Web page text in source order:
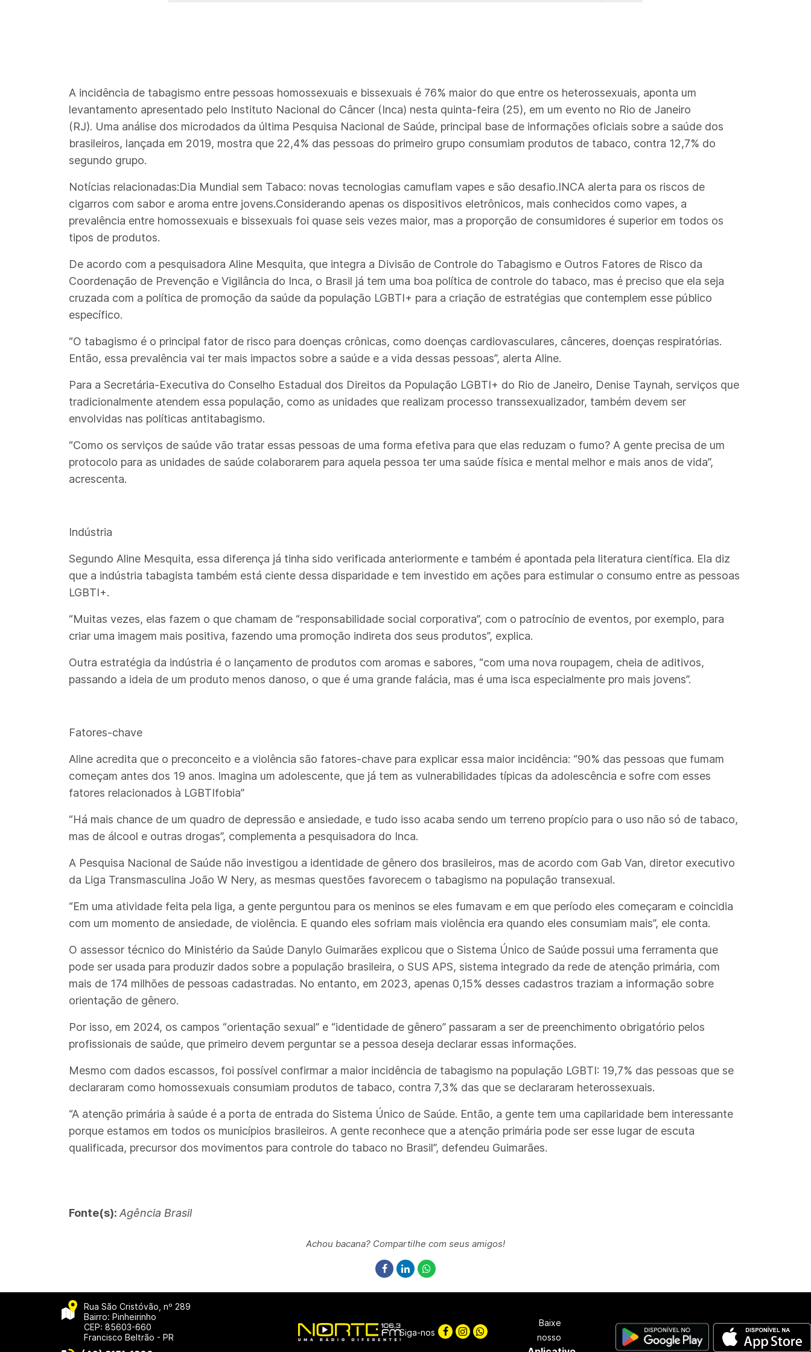
A incidência de tabagismo entre pessoas homossexuais e bissexuais é 76% maior do que entre os heterossexuais, aponta um
levantamento apresentado pelo Instituto Nacional do Câncer (Inca) nesta quinta-feira (25), em um evento no Rio de Janeiro
(RJ). Uma análise dos microdados da última Pesquisa Nacional de Saúde, principal base de informações oficiais sobre a saúde dos
brasileiros, lançada em 2019, mostra que 22,4% das pessoas do primeiro grupo consumiam produtos de tabaco, contra 12,7% do
segundo grupo.
Notícias relacionadas:Dia Mundial sem Tabaco: novas tecnologias camuflam vapes e são desafio.INCA alerta para os riscos de
cigarros com sabor e aroma entre jovens.Considerando apenas os dispositivos eletrônicos, mais conhecidos como vapes, a
prevalência entre homossexuais e bissexuais foi quase seis vezes maior, mas a proporção de consumidores é superior em todos os
tipos de produtos.
De acordo com a pesquisadora Aline Mesquita, que integra a Divisão de Controle do Tabagismo e Outros Fatores de Risco da
Coordenação de Prevenção e Vigilância do Inca, o Brasil já tem uma boa política de controle do tabaco, mas é preciso que ela seja
cruzada com a política de promoção da saúde da população LGBTI+ para a criação de estratégias que contemplem esse público
específico.
“O tabagismo é o principal fator de risco para doenças crônicas, como doenças cardiovasculares, cânceres, doenças respiratórias.
Então, essa prevalência vai ter mais impactos sobre a saúde e a vida dessas pessoas”, alerta Aline.
Para a Secretária-Executiva do Conselho Estadual dos Direitos da População LGBTI+ do Rio de Janeiro, Denise Taynah, serviços que
tradicionalmente atendem essa população, como as unidades que realizam processo transsexualizador, também devem ser
envolvidas nas políticas antitabagismo.
“Como os serviços de saúde vão tratar essas pessoas de uma forma efetiva para que elas reduzam o fumo? A gente precisa de um
protocolo para as unidades de saúde colaborarem para aquela pessoa ter uma saúde física e mental melhor e mais anos de vida”,
acrescenta.
Indústria
Segundo Aline Mesquita, essa diferença já tinha sido verificada anteriormente e também é apontada pela literatura científica. Ela diz
que a indústria tabagista também está ciente dessa disparidade e tem investido em ações para estimular o consumo entre as pessoas
LGBTI+.
“Muitas vezes, elas fazem o que chamam de “responsabilidade social corporativa”, com o patrocínio de eventos, por exemplo, para
criar uma imagem mais positiva, fazendo uma promoção indireta dos seus produtos”, explica.
Outra estratégia da indústria é o lançamento de produtos com aromas e sabores, “com uma nova roupagem, cheia de aditivos,
passando a ideia de um produto menos danoso, o que é uma grande falácia, mas é uma isca especialmente pro mais jovens”.
Fatores-chave
Aline acredita que o preconceito e a violência são fatores-chave para explicar essa maior incidência: “90% das pessoas que fumam
começam antes dos 19 anos. Imagina um adolescente, que já tem as vulnerabilidades típicas da adolescência e sofre com esses
fatores relacionados à LGBTIfobia”
“Há mais chance de um quadro de depressão e ansiedade, e tudo isso acaba sendo um terreno propício para o uso não só de tabaco,
mas de álcool e outras drogas”, complementa a pesquisadora do Inca.
A Pesquisa Nacional de Saúde não investigou a identidade de gênero dos brasileiros, mas de acordo com Gab Van, diretor executivo
da Liga Transmasculina João W Nery, as mesmas questões favorecem o tabagismo na população transexual.
“Em uma atividade feita pela liga, a gente perguntou para os meninos se eles fumavam e em que período eles começaram e coincidia
com um momento de ansiedade, de violência. E quando eles sofriam mais violência era quando eles consumiam mais”, ele conta.
O assessor técnico do Ministério da Saúde Danylo Guimarães explicou que o Sistema Único de Saúde possui uma ferramenta que
pode ser usada para produzir dados sobre a população brasileira, o SUS APS, sistema integrado da rede de atenção primária, com
mais de 174 milhões de pessoas cadastradas. No entanto, em 2023, apenas 0,15% desses cadastros traziam a informação sobre
orientação de gênero.
Por isso, em 2024, os campos “orientação sexual” e “identidade de gênero” passaram a ser de preenchimento obrigatório pelos
profissionais de saúde, que primeiro devem perguntar se a pessoa deseja declarar essas informações.
Mesmo com dados escassos, foi possível confirmar a maior incidência de tabagismo na população LGBTI: 19,7% das pessoas que se
declararam como homossexuais consumiam produtos de tabaco, contra 7,3% das que se declararam heterossexuais.
“A atenção primária à saúde é a porta de entrada do Sistema Único de Saúde. Então, a gente tem uma capilaridade bem interessante
porque estamos em todos os municípios brasileiros. A gente reconhece que a atenção primária pode ser esse lugar de escuta
qualificada, precursor dos movimentos para controle do tabaco no Brasil”, defendeu Guimarães.
Fonte(s): Agência Brasil
Achou bacana? Compartilhe com seus amigos!
Rua São Cristóvão, nº 289
Bairro: Pinheirinho
CEP: 85603-660
Francisco Beltrão - PR
Siga-nos
Baixe
nosso